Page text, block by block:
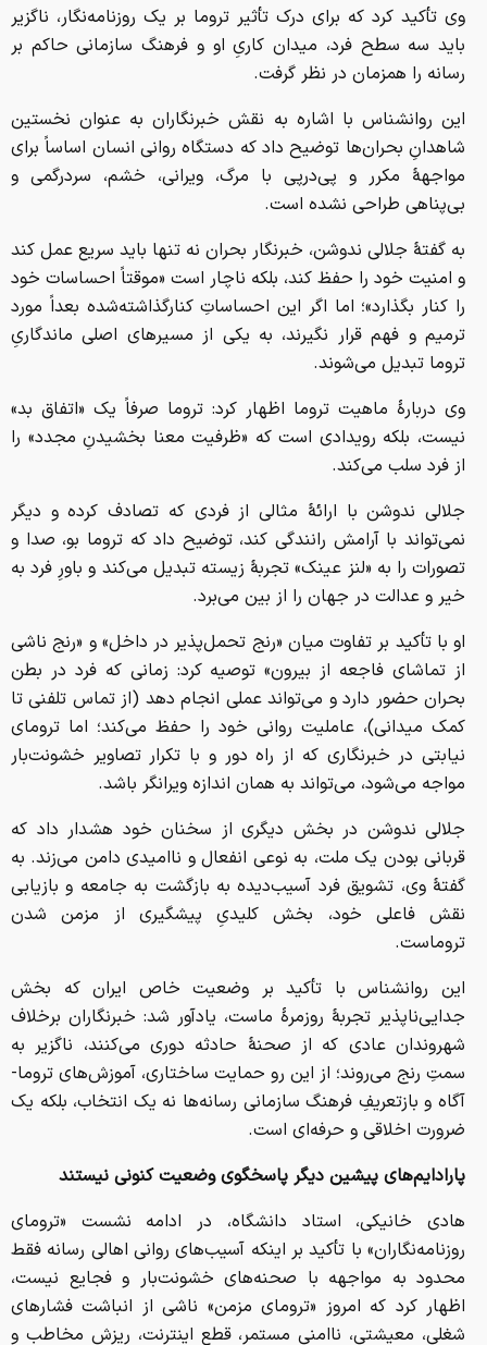
وی تأکید کرد که برای درک تأثیر تروما بر یک روزنامه‌نگار، ناگزیر
باید سه سطح فرد، میدان کاریِ او و فرهنگ سازمانی حاکم بر
رسانه را همزمان در نظر گرفت.
این روانشناس با اشاره به نقش خبرنگاران به عنوان نخستین
شاهدانِ بحران‌ها توضیح داد که دستگاه روانی انسان اساساً برای
مواجههٔ مکرر و پی‌درپی با مرگ، ویرانی، خشم، سردرگمی و
بی‌پناهی طراحی نشده است.
به گفتهٔ جلالی ندوشن، خبرنگار بحران نه تنها باید سریع عمل کند
و امنیت خود را حفظ کند، بلکه ناچار است «موقتاً احساسات خود
را کنار بگذارد»؛ اما اگر این احساساتِ کنارگذاشته‌شده بعداً مورد
ترمیم و فهم قرار نگیرند، به یکی از مسیرهای اصلی ماندگاریِ
تروما تبدیل می‌شوند.
وی دربارهٔ ماهیت تروما اظهار کرد: تروما صرفاً یک «اتفاق بد»
نیست، بلکه رویدادی است که «ظرفیت معنا بخشیدنِ مجدد» را
از فرد سلب می‌کند.
جلالی ندوشن با ارائهٔ مثالی از فردی که تصادف کرده و دیگر
نمی‌تواند با آرامش رانندگی کند، توضیح داد که تروما بو، صدا و
تصورات را به «لنز عینک» تجربهٔ زیسته تبدیل می‌کند و باورِ فرد به
خیر و عدالت در جهان را از بین می‌برد.
او با تأکید بر تفاوت میان «رنج تحمل‌پذیر در داخل» و «رنج ناشی
از تماشای فاجعه از بیرون» توصیه کرد: زمانی که فرد در بطن
بحران حضور دارد و می‌تواند عملی انجام دهد (از تماس تلفنی تا
کمک میدانی)، عاملیت روانی خود را حفظ می‌کند؛ اما ترومای
نیابتی در خبرنگاری که از راه دور و با تکرار تصاویر خشونت‌بار
مواجه می‌شود، می‌تواند به همان اندازه ویرانگر باشد.
جلالی ندوشن در بخش دیگری از سخنان خود هشدار داد که
قربانی بودن یک ملت، به نوعی انفعال و ناامیدی دامن می‌زند. به
گفتهٔ وی، تشویق فرد آسیب‌دیده به بازگشت به جامعه و بازیابی
نقش فاعلی خود، بخش کلیدیِ پیشگیری از مزمن شدن
تروماست.
این روانشناس با تأکید بر وضعیت خاص ایران که بخش
جدایی‌ناپذیر تجربهٔ روزمرهٔ ماست، یادآور شد: خبرنگاران برخلاف
شهروندان عادی که از صحنهٔ حادثه دوری می‌کنند، ناگزیر به
سمتِ رنج می‌روند؛ از این رو حمایت ساختاری، آموزش‌های تروما-
آگاه و بازتعریفِ فرهنگ سازمانی رسانه‌ها نه یک انتخاب، بلکه یک
ضرورت اخلاقی و حرفه‌ای است.
پارادایم‌های پیشین دیگر پاسخگوی وضعیت کنونی نیستند
هادی خانیکی، استاد دانشگاه، در ادامه نشست «ترومای
روزنامه‌نگاران» با تأکید بر اینکه آسیب‌های روانی اهالی رسانه فقط
محدود به مواجهه با صحنه‌های خشونت‌بار و فجایع نیست،
اظهار کرد که امروز «ترومای مزمن» ناشی از انباشت فشارهای
شغلی، معیشتی، ناامنی مستمر، قطع اینترنت، ریزش مخاطب و